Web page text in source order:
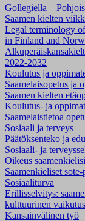
Gollegiella –
Saamen kielten
Legal terminology
in Finland and
2022-2032
Koulutus ja
Saamelaisopetus ja
Saamen kielten
Koulutus- ja
Saamelaistietoa
Sosiaali ja terveys
Päätöksenteko ja
Sosiaali- ja
Oikeus
Saamenkieliset
Sosiaaliturva
Erillisselvitys:
kulttuurinen vaikutus
Kansainvälinen työ